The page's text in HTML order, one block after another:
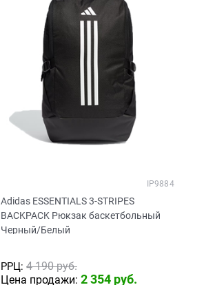
Adidas ESSENTIALS 3-STRIPES
BACKPACK Рюкзак баскетбольный
Черный/Белый
IP9884
РРЦ: 4 190 руб.
Цена продажи: 2 354 руб.